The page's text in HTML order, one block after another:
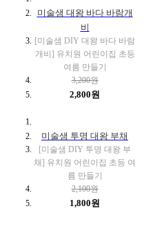
미술샘 대왕 바다 바람개
비
[미술샘 DIY 대왕 바다 바람
개비] 유치원 어린이집 초등
여름 만들기
3,200원
2,800원
미술샘 투명 대왕 부채
[미술샘 DIY 투명 대왕 부
채] 유치원 어린이집 초등 여
름 만들기
2,100원
1,800원